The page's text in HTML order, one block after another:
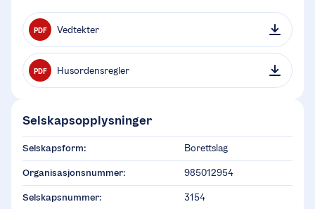
PDF Vedtekter
PDF Husordensregler
Selskapsopplysninger
Selskapsform: Borettslag
Organisasjonsnummer: 985012954
Selskapsnummer: 3154